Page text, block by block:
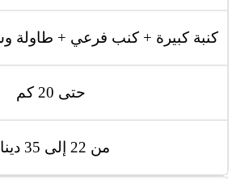
كنبة كبيرة + كنب فرعي + طاولة
حتى 20 كم
من 22 إلى 35 دينار